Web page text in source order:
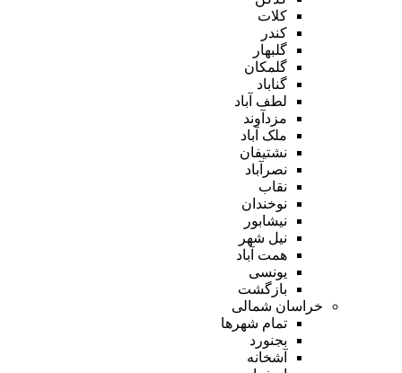
کلات
کندر
گلبهار
گلمکان
گناباد
لطف آباد
مزدآوند
ملک آباد
نشتیفان
نصرآباد
نقاب
نوخندان
نیشابور
نیل شهر
همت آباد
یونسی
بازگشت
خراسان شمالی
تمام شهر‌ها
بجنورد
آشخانه